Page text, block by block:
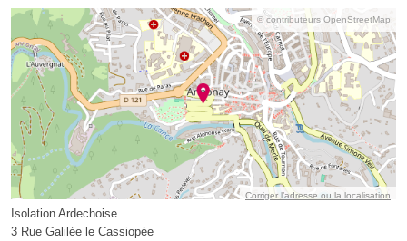
© contributeurs OpenStreetMap
Corriger l’adresse ou la localisation
Isolation Ardechoise
3 Rue Galilée le Cassiopée